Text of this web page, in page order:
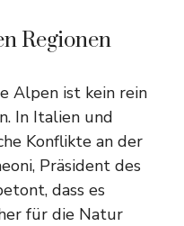
Regionen
Alpen ist kein rein
In Italien und
Konflikte an der
Präsident des
dass es
für die Natur